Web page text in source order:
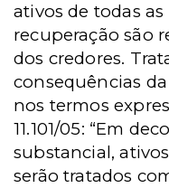
ativos de todas
recuperação são
dos credores.
consequências
nos termos
11.101/05: “Em
substancial,
serão tratados